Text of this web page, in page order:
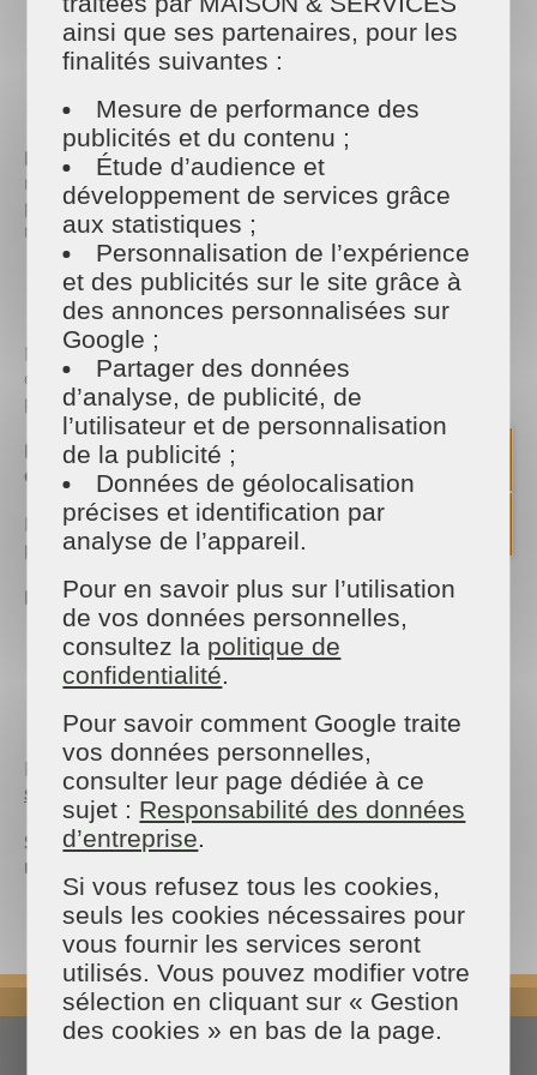
PARTAGER
Du 15 au 17 mars 2024, venez nous rencontrer
notre équipe au Parc des Expositions de Saumur
pour découvrir nos solutions personnalisées en
matière de :
Ménage et repassage à domicile
Nettoyage de vitres
Nos experts seront à votre disposition pour vous
conseiller et vous accompagner dans tous vos
projets.
Profitez de conseils personnalisés et d'offres
exclusives sur le salon !
Ne manquez pas cet événement incontournable
pour tous vos projets d'habitat et de jardin !
Informations pratiques :
Dates :Du 15 au 17 mars 2024
Horaires :De 10h à 19h
Lieu :Parc des Expositions de Saumur - STAND E7
Entrée gratuite
Pour plus d'informations, rendez-vous sur notre
site internet
Suivez-nous sur les réseaux sociaux pour ne rien
manquer de l'actualité du salon :
Facebook
Instagram
REVENIR EN HAUT
ainsi que ses partenaires, pour les
finalités suivantes :
Mesure de performance des
publicités et du contenu ;
Étude d’audience et
développement de services grâce
aux statistiques ;
Personnalisation de l’expérience
et des publicités sur le site grâce à
des annonces personnalisées sur
Google ;
Partager des données
d’analyse, de publicité, de
l’utilisateur et de personnalisation
de la publicité ;
Données de géolocalisation
précises et identification par
analyse de l’appareil.
Pour en savoir plus sur l’utilisation
de vos données personnelles,
consultez la politique de
confidentialité
Pour savoir comment Google traite
vos données personnelles,
consulter leur page dédiée à ce
sujet : Responsabilité des données
d’entreprise
Si vous refusez tous les cookies,
seuls les cookies nécessaires pour
vous fournir les services seront
utilisés. Vous pouvez modifier votre
sélection en cliquant sur « Gestion
des cookies » en bas de la page.